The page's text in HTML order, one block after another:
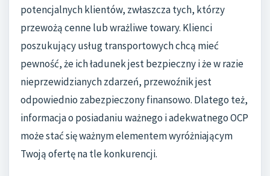
potencjalnych klientów, zwłaszcza tych, którzy
przewożą cenne lub wrażliwe towary. Klienci
poszukujący usług transportowych chcą mieć
pewność, że ich ładunek jest bezpieczny i że w razie
nieprzewidzianych zdarzeń, przewoźnik jest
odpowiednio zabezpieczony finansowo. Dlatego też,
informacja o posiadaniu ważnego i adekwatnego OCP
może stać się ważnym elementem wyróżniającym
Twoją ofertę na tle konkurencji.